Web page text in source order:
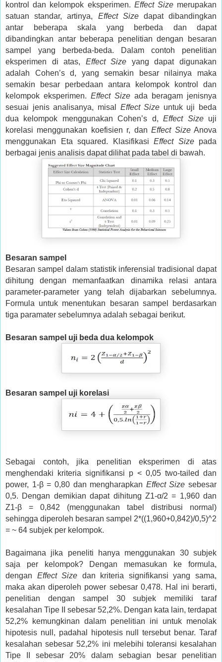
kontrol dan kelompok eksperimen. Effect Sizemerupakan
satuan standar, artinya, Effect Sizedapat dibandingkan
antar beberapa skala yang berbeda dan dapat
dibandingkan antar beberapa penelitian dengan besaran
sampel yang berbeda-beda. Dalam contoh penelitian
eksperimen di atas, Effect Size yang dapat digunakan
adalah Cohen’s d, yang semakin besar nilainya maka
semakin besar perbedaan antara kelompok kontrol dan
kelompok eksperimen. Effect Size ada beragam jenisnya
sesuai jenis analisanya, misal Effect Size untuk uji beda
dua kelompok menggunakan Cohen’s d,Effect Sizeuji
korelasi menggunakan koefisien r, danEffect SizeAnova
menggunakan Eta squared. Klasifikasi Effect Sizepada
berbagai jenis analisis dapat dilihat pada tabel di bawah.
Besaran sampel
Besaran sampel dalam statistik inferensial tradisional dapat
dihitung dengan memanfaatkan dinamika relasi antara
parameter-parameter yang telah dijabarkan sebelumnya.
Formula untuk menentukan besaran sampel berdasarkan
tiga paramater sebelumnya adalah sebagai berikut.
Besaran sampel uji beda dua kelompok
Besaran sampel uji korelasi
Sebagai contoh, jika penelitian eksperimen di atas
menghendaki kriteria signifikansi p < 0,05 two-tailed dan
power, 1-β = 0,80 dan mengharapkan Effect Size sebesar
0,5. Dengan demikian dapat dihitung Z1-α/2 = 1,960 dan
Z1-β = 0,842 (menggunakan tabel distribusi normal)
sehingga diperoleh besaran sampel 2*((1,960+0,842)/0,5)^2
= ~ 64 subjek per kelompok.
Bagaimana jika peneliti hanya menggunakan 30 subjek
saja per kelompok? Dengan memasukan ke formula,
dengan Effect Size dan kriteria signifikansi yang sama,
maka akan diperoleh power sebesar 0,478. Hal ini berarti,
penelitian dengan sampel 30 subjek memiliki taraf
kesalahan Tipe II sebesar 52,2%. Dengan kata lain, terdapat
52,2% kemungkinan dalam penelitian ini untuk menolak
hipotesis null, padahal hipotesis null tersebut benar. Taraf
kesalahan sebesar 52,2% ini melebihi toleransi kesalahan
Tipe II sebesar 20% dalam sebagian besar penelitian